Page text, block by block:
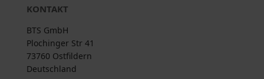
KONTAKT
BTS GmbH
Plochinger Str 41
73760 Ostfildern
Deutschland